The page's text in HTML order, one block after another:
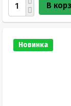
В
Новинка